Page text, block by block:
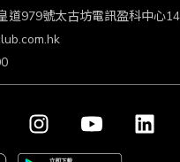
道979號太古坊電訊盈科中心